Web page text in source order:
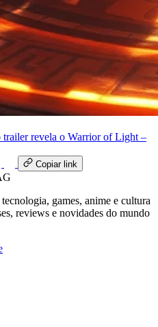
trailer revela o Warrior of Light –
Copiar link
games, anime e cultura
reviews e novidades do mundo